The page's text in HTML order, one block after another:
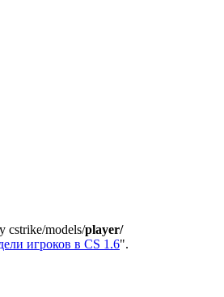
cstrike/models/player/
игроков в CS 1.6".